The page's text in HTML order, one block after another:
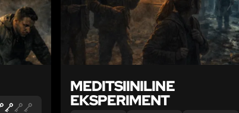
MEDITSIINILINE
EKSPERIMENT